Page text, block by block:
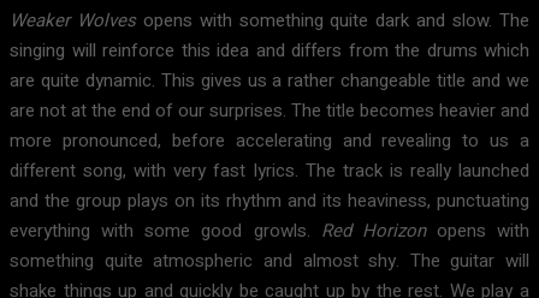
Weaker Wolvesopens with something quite dark and slow. The
singing will reinforce this idea and differs from the drums which
are quite dynamic. This gives us a rather changeable title and we
are not at the end of our surprises. The title becomes heavier and
more pronounced, before accelerating and revealing to us a
different song, with very fast lyrics. The track is really launched
and the group plays on its rhythm and its heaviness, punctuating
everything with some good growls. Red Horizonopens with
something quite atmospheric and almost shy. The guitar will
shake things up and quickly be caught up by the rest. We play a